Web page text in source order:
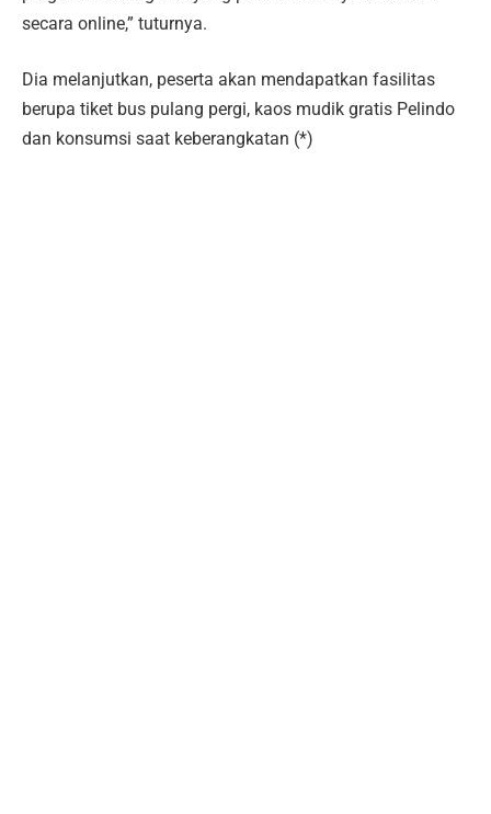
secara online,” tuturnya.
Dia melanjutkan, peserta akan mendapatkan fasilitas
berupa tiket bus pulang pergi, kaos mudik gratis Pelindo
dan konsumsi saat keberangkatan (*)